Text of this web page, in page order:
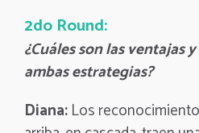
2do Round:
¿Cuáles son las ventajas
ambas estrategias?
Diana:Los